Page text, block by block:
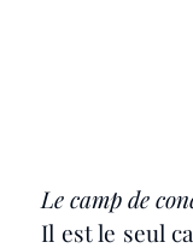
Le camp de
Il est le seul